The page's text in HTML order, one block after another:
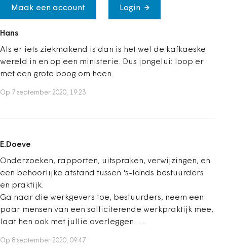
Maak een account Login
Hans
Als er iets ziekmakend is dan is het wel de kafkaeske
wereld in en op een ministerie. Dus jongelui: loop er
met een grote boog om heen.
Op 7 september 2020, 19:23
E.Doeve
Onderzoeken, rapporten, uitspraken, verwijzingen, en
een behoorlijke afstand tussen 's-lands bestuurders
en praktijk.
Ga naar die werkgevers toe, bestuurders, neem een
paar mensen van een solliciterende werkpraktijk mee,
laat hen ook met jullie overleggen......
Op 8 september 2020, 09:47